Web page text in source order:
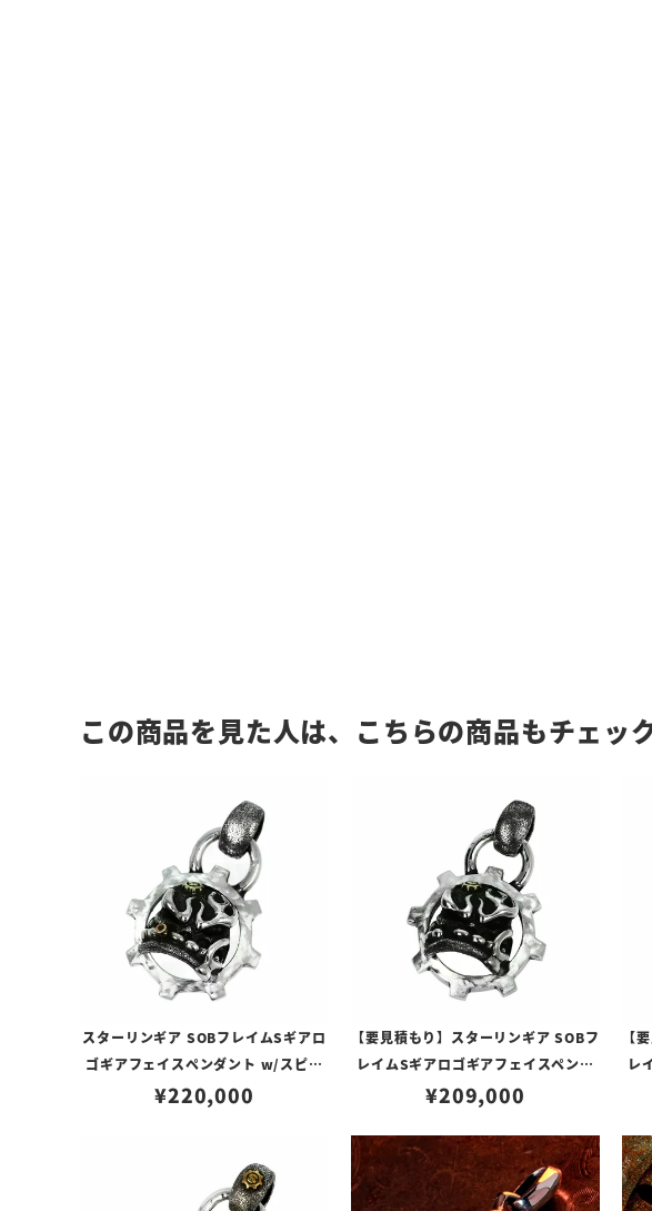
この商品を見た人は、こちらの商品もチェッ
スターリンギア SOBフレイムSギアロ
ゴギアフェイスペンダント w/スピニ
ングテクスチャー/コパーシガー
¥220,000
【要見積もり】スターリンギア SOBフ
レイムSギアロゴギアフェイスペンダ
ント w/スピニングテクスチャー
¥209,000
【
レ
ン